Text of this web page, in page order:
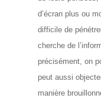
d’écran plus ou
difficile de
cherche de
précisément, on
peut aussi
manière